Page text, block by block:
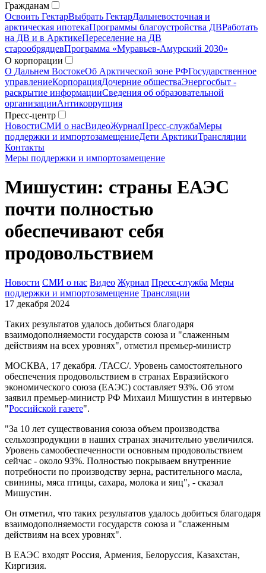
Гражданам
Освоить ГектарВыбрать ГектарДальневосточная и
арктическая ипотекаПрограммы благоустройства ДВРаботать
на ДВ и в АрктикеПереселение на ДВ
старообрядцевПрограмма «Муравьев-Амурский 2030»
О корпорации
О Дальнем ВостокеОб Арктической зоне РФГосударственное
управлениеКорпорацияДочерние обществаЭнергосбыт -
раскрытие информацииСведения об образовательной
организацииАнтикоррупция
Пресс-центр
НовостиСМИ о насВидеоЖурналПресс-службаМеры
поддержки и импортозамещениеДети АрктикиТрансляции
Контакты
Меры поддержки и импортозамещение
Мишустин: страны ЕАЭС
почти полностью
обеспечивают себя
продовольствием
Новости СМИ о нас Видео Журнал Пресс-служба Меры
поддержки и импортозамещение Трансляции
17 декабря 2024
Таких результатов удалось добиться благодаря
взаимодополняемости государств союза и "слаженным
действиям на всех уровнях", отметил премьер-министр
МОСКВА, 17 декабря. /ТАСС/. Уровень самостоятельного
обеспечения продовольствием в странах Евразийского
экономического союза (ЕАЭС) составляет 93%. Об этом
заявил премьер-министр РФ Михаил Мишустин в интервью
"Российской газете".
"За 10 лет существования союза объем производства
сельхозпродукции в наших странах значительно увеличился.
Уровень самообеспеченности основным продовольствием
сейчас - около 93%. Полностью покрываем внутренние
потребности по производству зерна, растительного масла,
свинины, мяса птицы, сахара, молока и яиц", - сказал
Мишустин.
Он отметил, что таких результатов удалось добиться благодаря
взаимодополняемости государств союза и "слаженным
действиям на всех уровнях".
В ЕАЭС входят Россия, Армения, Белоруссия, Казахстан,
Киргизия.